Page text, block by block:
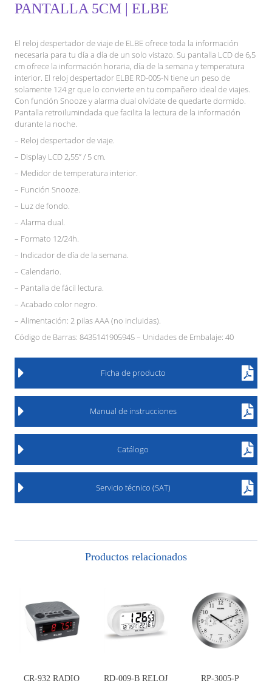
PANTALLA 5CM | ELBE
El reloj despertador de viaje de ELBE ofrece toda la información
necesaria para tu día a día de un solo vistazo. Su pantalla LCD de 6,5
cm ofrece la información horaria, día de la semana y temperatura
interior. El reloj despertador ELBE RD-005-N tiene un peso de
solamente 124 gr que lo convierte en tu compañero ideal de viajes.
Con función Snooze y alarma dual olvídate de quedarte dormido.
Pantalla retroilumindada que facilita la lectura de la información
durante la noche.
– Reloj despertador de viaje.
– Display LCD 2,55’’ / 5 cm.
– Medidor de temperatura interior.
– Función Snooze.
– Luz de fondo.
– Alarma dual.
– Formato 12/24h.
– Indicador de día de la semana.
– Calendario.
– Pantalla de fácil lectura.
– Acabado color negro.
– Alimentación: 2 pilas AAA (no incluidas).
Código de Barras: 8435141905945 – Unidades de Embalaje: 40
Ficha de producto
Manual de instrucciones
Catálogo
Servicio técnico (SAT)
Productos relacionados
CR-932 RADIO
RD-009-B RELOJ
RP-3005-P